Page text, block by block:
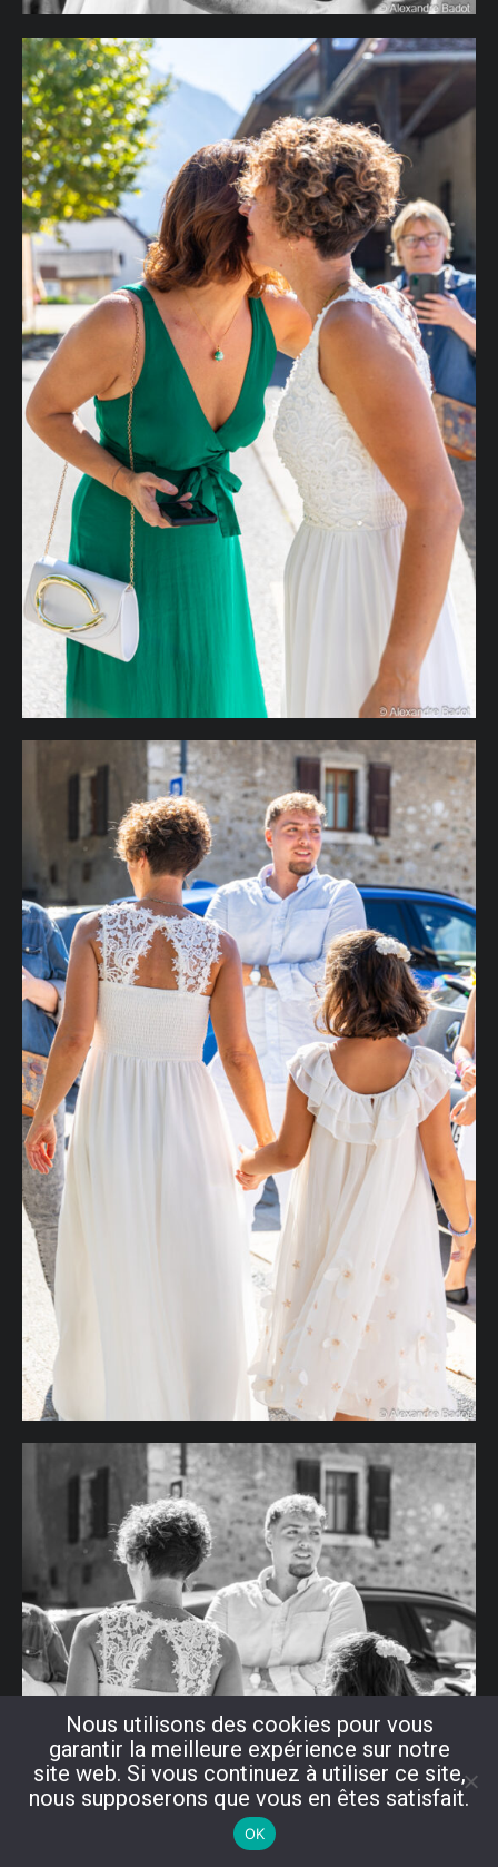
Nous utilisons des cookies pour vous
garantir la meilleure expérience sur notre
site web. Si vous continuez à utiliser ce site,
nous supposerons que vous en êtes satisfait.
OK